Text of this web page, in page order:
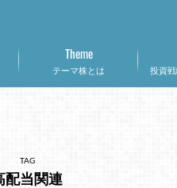
テーマ株とは
Theme
投資
TAG
配当関連